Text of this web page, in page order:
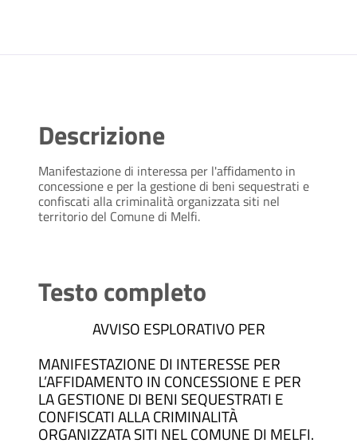
Descrizione
Manifestazione di interessa per l'affidamento in
concessione e per la gestione di beni sequestrati e
confiscati alla criminalità organizzata siti nel
territorio del Comune di Melfi.
Testo completo
AVVISO ESPLORATIVO PER
MANIFESTAZIONE DI INTERESSE PER
L’AFFIDAMENTO IN CONCESSIONE E PER
LA GESTIONE DI BENI SEQUESTRATI E
CONFISCATI ALLA CRIMINALITÀ
ORGANIZZATA SITI NEL COMUNE DI MELFI.